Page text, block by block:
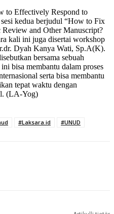
to Effectively Respond to
kedua berjudul “How to Fix
and Other Manuscript?
kali ini juga disertai workshop
Dyah Kanya Wati, Sp.A(K).
bersama sebuah
bisa membantu dalam proses
serta bisa membantu
tepat waktu dengan
(LA-Yog)
#Laksara.id #UNUD